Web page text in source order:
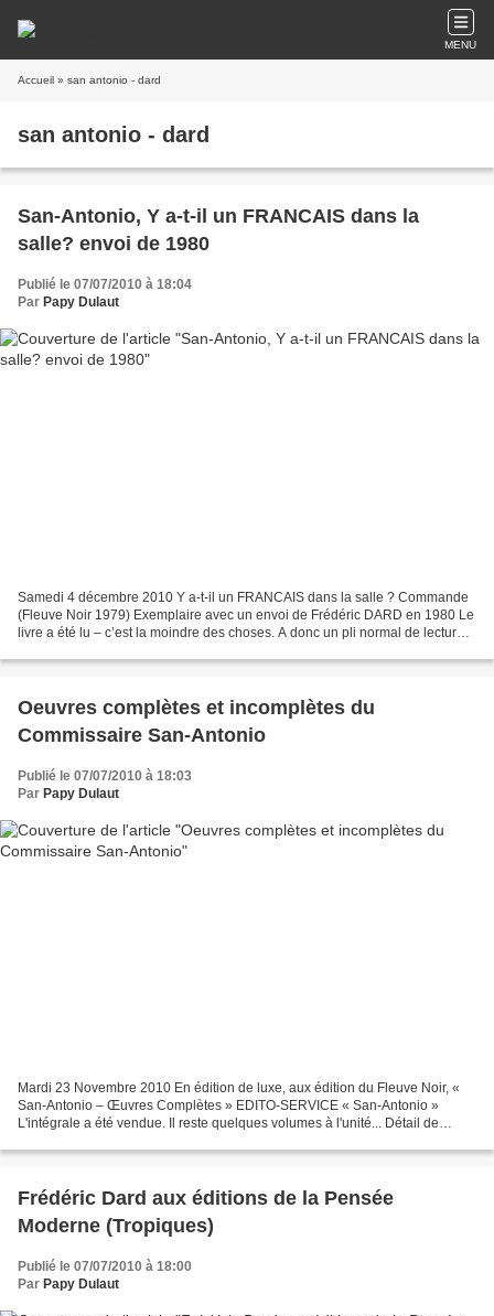
MENU
Accueil » san antonio - dard
san antonio - dard
San-Antonio, Y a-t-il un FRANCAIS dans la
salle? envoi de 1980
Publié le 07/07/2010 à 18:04
Par Papy Dulaut
Samedi 4 décembre 2010 Y a-t-il un FRANCAIS dans la salle ? Commande
(Fleuve Noir 1979) Exemplaire avec un envoi de Frédéric DARD en 1980 Le
livre a été lu – c’est la moindre des choses. A donc un pli normal de lecture
Oeuvres complètes et incomplètes du
Commissaire San-Antonio
Publié le 07/07/2010 à 18:03
Par Papy Dulaut
Mardi 23 Novembre 2010 En édition de luxe, aux édition du Fleuve Noir, «
San-Antonio – Œuvres Complètes » EDITO-SERVICE « San-Antonio »
L'intégrale a été vendue. Il reste quelques volumes à l'unité... Détail de
Frédéric Dard aux éditions de la Pensée
Moderne (Tropiques)
Publié le 07/07/2010 à 18:00
Par Papy Dulaut